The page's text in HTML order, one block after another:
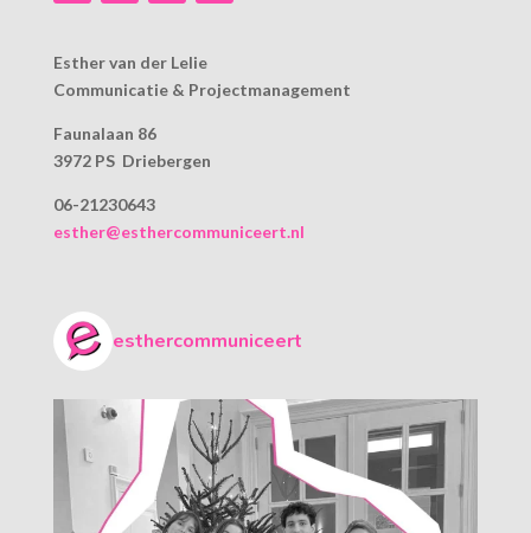
Esther van der Lelie
Communicatie & Projectmanagement
Faunalaan 86
3972 PS Driebergen
06-21230643
esther@esthercommuniceert.nl
esthercommuniceert